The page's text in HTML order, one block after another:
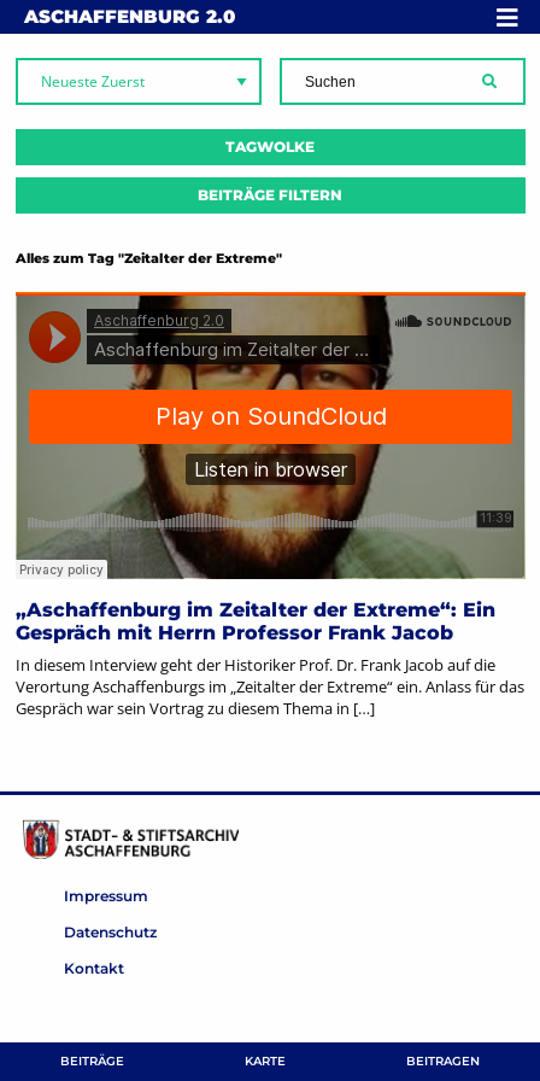
Skip to content
ASCHAFFENBURG 2.0
BEITRÄGE KARTE BEITRAGEN
MENÜ
TAGWOLKE
BEITRÄGE FILTERN
Alles zum Tag "Zeitalter der Extreme"
„Aschaffenburg im Zeitalter der Extreme“: Ein
Gespräch mit Herrn Professor Frank Jacob
In diesem Interview geht der Historiker Prof. Dr. Frank Jacob auf die
Verortung Aschaffenburgs im „Zeitalter der Extreme“ ein. Anlass für das
Gespräch war sein Vortrag zu diesem Thema in […]
Impressum
Datenschutz
Kontakt